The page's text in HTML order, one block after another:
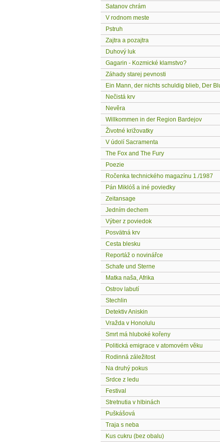
Satanov chrám
V rodnom meste
Pstruh
Zajtra a pozajtra
Duhový luk
Gagarin - Kozmické klamstvo?
Záhady starej pevnosti
Ein Mann, der nichts schuldig blieb, Der
Nečistá krv
Nevěra
Willkommen in der Region Bardejov
Životné križovatky
V údolí Sacramenta
The Fox and The Fury
Poezie
Ročenka technického magazínu 1./1987
Pán Miklóš a iné poviedky
Zeitansage
Jedním dechem
Výber z poviedok
Posvätná krv
Cesta blesku
Reportáž o novinářce
Schafe und Sterne
Matka naša, Afrika
Ostrov labutí
Stechlin
Detektiv Aniskin
Vražda v Honolulu
Smrt má hluboké kořeny
Politická emigrace v atomovém věku
Rodinná záležitost
Na druhý pokus
Srdce z ledu
Festival
Stretnutia v hlbinách
Puškášová
Traja s neba
Kus cukru (bez obalu)